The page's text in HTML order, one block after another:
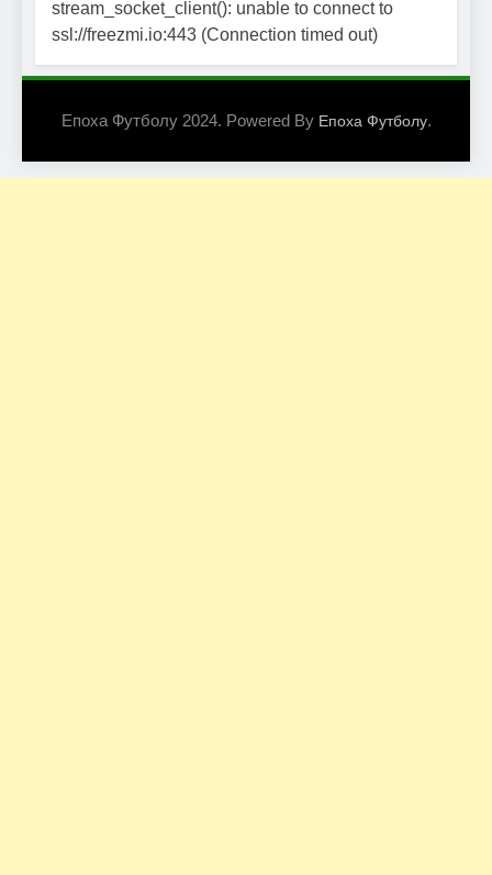
stream_socket_client(): unable to connect to
ssl://freezmi.io:443 (Connection timed out)
Епоха Футболу 2024. Powered By Епоха Футболу.